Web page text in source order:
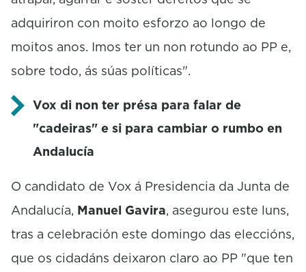
adquiriron con moito esforzo ao longo de
moitos anos. Imos ter un non rotundo ao PP e,
sobre todo, ás súas políticas".
Vox di non ter présa para falar de
"cadeiras" e si para cambiar o rumbo en
Andalucía
O candidato de Vox á Presidencia da Junta de
Andalucía, Manuel Gavira, asegurou este luns,
tras a celebración este domingo das eleccións,
que os cidadáns deixaron claro ao PP "que ten